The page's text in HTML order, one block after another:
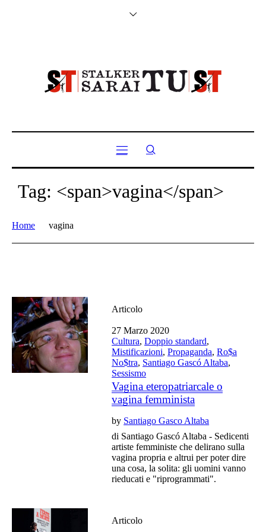
Tag: <span>vagina</span>
Home vagina
Articolo
27 Marzo 2020
Cultura,Doppio standard,
Mistificazioni,Propaganda,Ro$a
No$tra, Santiago Gascó Altaba,
Sessismo
Vagina eteropatriarcale o
vagina femminista
by Santiago Gasco Altaba
di Santiago Gascó Altaba - Sedicenti
artiste femministe che delirano sulla
vagina propria e altrui per poter dire
una cosa, la solita: gli uomini vanno
rieducati e "riprogrammati".
Articolo